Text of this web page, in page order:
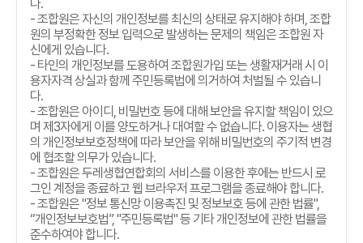
다.
-조합원은 자신의 개인정보를 최신의 상태로 유지해야 하며,조합
원의 부정확한 정보 입력으로 발생하는 문제의 책임은 조합원 자
신에게 있습니다.
- 타인의 개인정보를 도용하여 조합원가입 또는 생활재거래 시 이
용자자격 상실과 함께 주민등록법에 의거하여 처벌될 수 있습니
다.
-조합원은 아이디 , 비밀번호 등에 대해 보안을 유지할 책임이 있으
며 제3자에게 이를 양도하거나 대여할 수 없습니다. 이용자는 생협
의 개인정보보호정책에 따라 보안을 위해 비밀번호의 주기적 변경
에 협조할 의무가 있습니다.
-조합원은 두레생협연합회의 서비스를 이용한 후에는 반드시 로
그인 계정을 종료하고 웹 브라우저 프로그램을 종료해야 합니다.
-조합원은"정보 통신망 이용촉진 및 정보보호 등에 관한 법률",
“개인정보보호법”, "주민등록법"등 기타 개인정보에 관한 법률을
준수하여야 합니다.